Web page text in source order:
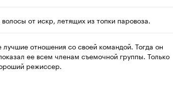
от искр, летящих из топки паровоза.
отношения со своей командой. Тогда он
ее всем членам съемочной группы. Только
режиссер.